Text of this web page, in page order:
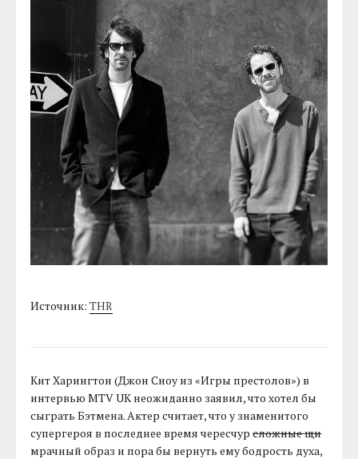
Источник:THR
Кит Харингтон (Джон Сноу из «Игры престолов») в
интервью MTV UK неожиданно заявил, что хотел бы
сыграть Бэтмена. Актер считает, что у знаменитого
супергероя в последнее время чересчурсложные щи
мрачный образ и пора бы вернуть ему бодрость духа,